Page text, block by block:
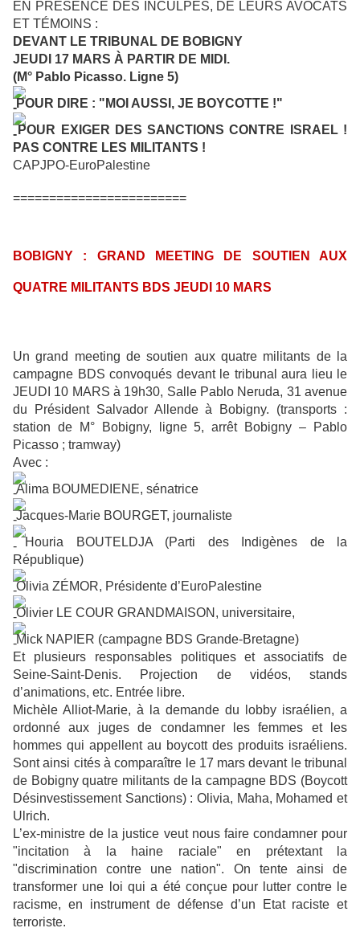
EN PRÉSENCE DES INCULPÉS, DE LEURS AVOCATS
ET TÉMOINS :
DEVANT LE TRIBUNAL DE BOBIGNY
JEUDI 17 MARS À PARTIR DE MIDI.
(M° Pablo Picasso. Ligne 5)
POUR DIRE : "MOI AUSSI, JE BOYCOTTE !"
POUR EXIGER DES SANCTIONS CONTRE ISRAEL !
PAS CONTRE LES MILITANTS !
CAPJPO-EuroPalestine
========================
BOBIGNY : GRAND MEETING DE SOUTIEN AUX
QUATRE MILITANTS BDS JEUDI 10 MARS
Un grand meeting de soutien aux quatre militants de la
campagne BDS convoqués devant le tribunal aura lieu le
JEUDI 10 MARS à 19h30, Salle Pablo Neruda, 31 avenue
du Président Salvador Allende à Bobigny. (transports :
station de M° Bobigny, ligne 5, arrêt Bobigny – Pablo
Picasso ; tramway)
Avec :
Alima BOUMEDIENE, sénatrice
Jacques-Marie BOURGET, journaliste
Houria BOUTELDJA (Parti des Indigènes de la
République)
Olivia ZÉMOR, Présidente d’EuroPalestine
Olivier LE COUR GRANDMAISON, universitaire,
Mick NAPIER (campagne BDS Grande-Bretagne)
Et plusieurs responsables politiques et associatifs de
Seine-Saint-Denis. Projection de vidéos, stands
d’animations, etc. Entrée libre.
Michèle Alliot-Marie, à la demande du lobby israélien, a
ordonné aux juges de condamner les femmes et les
hommes qui appellent au boycott des produits israéliens.
Sont ainsi cités à comparaître le 17 mars devant le tribunal
de Bobigny quatre militants de la campagne BDS (Boycott
Désinvestissement Sanctions) : Olivia, Maha, Mohamed et
Ulrich.
L’ex-ministre de la justice veut nous faire condamner pour
"incitation à la haine raciale" en prétextant la
"discrimination contre une nation". On tente ainsi de
transformer une loi qui a été conçue pour lutter contre le
racisme, en instrument de défense d’un Etat raciste et
terroriste.